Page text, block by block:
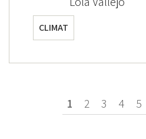
CLIMAT
Page
courante
1 Page
2 Page
3 Page
4 5